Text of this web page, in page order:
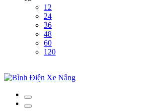
12
24
36
48
60
120